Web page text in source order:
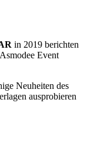
in 2019 berichten
Event
Neuheiten des
ausprobieren